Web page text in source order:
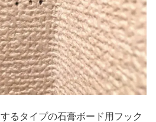
るタイプの石膏ボード用フック